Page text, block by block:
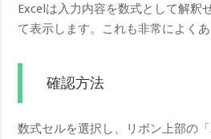
Excelは入力内容を数式として解釈
て表示します。これも非常によくあ
確認方法
数式セルを選択し、リボン上部の